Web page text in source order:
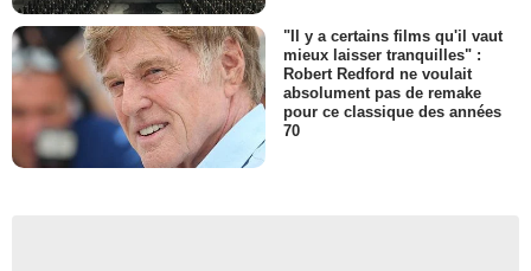
"Il y a certains films qu'il vaut
mieux laisser tranquilles" :
Robert Redford ne voulait
absolument pas de remake
pour ce classique des années
70